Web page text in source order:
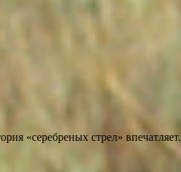
«серебреных стрел» впечатляет.